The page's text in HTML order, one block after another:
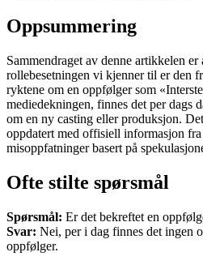
Oppsummering
Sammendraget av denne artikkelen
rollebesetningen vi kjenner til er den
ryktene om en oppfølger som
mediedekningen, finnes det per dags
om en ny casting eller produksjon.
oppdatert med offisiell informasjon
misoppfatninger basert på
Ofte stilte spørsmål
Spørsmål: Er det bekreftet en
Svar: Nei, per i dag finnes det ingen
oppfølger.